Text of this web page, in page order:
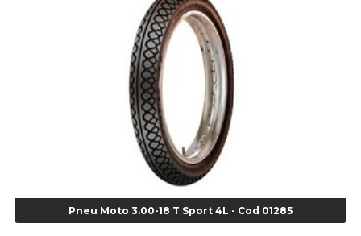
Adesivo Junta Motor 3M-73gr - Cod 00925
Super Bonder 05grs - Cod 00853
Super Bonder 60 segundos 20 grs - cod 03640
Agulha Escariadora Passeio - Cod 02978
Agulha Escariadora/ Alargadora Caminhão - COD. 02342
Agulha Inserto Pneu s/ câmara - Caminhão - Cod 01909
Agulha Inserto Pneu s/ câmara - Moto - cod 02973
Agulha para Aplicação Vipstem- Vipal - Cod 02558
Pneu Moto 3.00-18 T Sport 4L - Cod 01285